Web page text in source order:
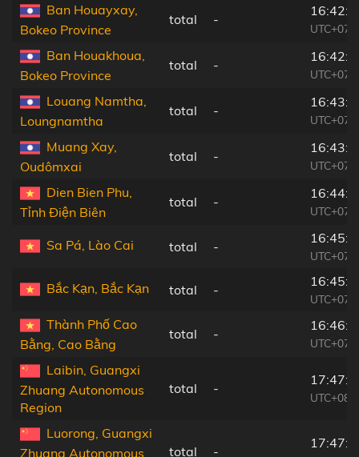
Ban Houayxay,
Bokeo Province
total -
Ban Houakhoua,
Bokeo Province
total -
Louang Namtha,
Loungnamtha
total -
Muang Xay,
Oudômxai
total -
Dien Bien Phu,
Tỉnh Ðiện Biên
total -
Sa Pá, Lào Cai total -
Bắc Kạn, Bắc Kạn total -
Thành Phố Cao
Bằng, Cao Bằng
total -
Laibin, Guangxi
Zhuang Autonomous
Region
total -
Luorong, Guangxi
Zhuang Autonomous
total -